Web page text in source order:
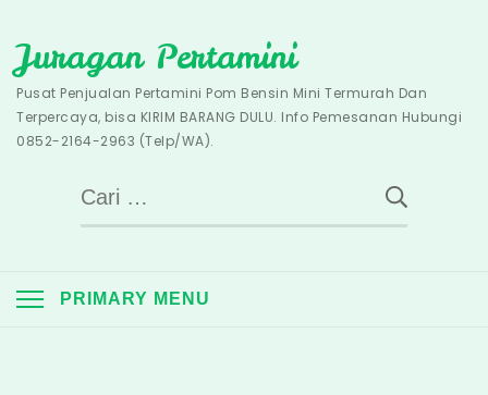
to
content
Juragan Pertamini
Pusat Penjualan Pertamini Pom Bensin Mini Termurah Dan
Terpercaya, bisa KIRIM BARANG DULU. Info Pemesanan Hubungi
0852-2164-2963 (Telp/WA).
Cari
untuk:
PRIMARY MENU